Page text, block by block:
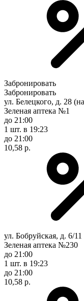
Забронировать
Забронировать
ул. Белецкого, д. 28
Зеленая аптека №1
до 21:00
1 шт. в 19:23
до 21:00
10,58 р.
ул. Бобруйская, д. 6/
Зеленая аптека №230
до 21:00
1 шт. в 19:23
до 21:00
10,58 р.